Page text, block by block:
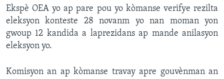
Ekspè OEA yo ap pare pou yo kòmanse verifye rezilta
eleksyon konteste 28 novanm yo nan moman yon
gwoup 12 kandida a laprezidans ap mande anilasyon
eleksyon yo.
Komisyon an ap kòmanse travay apre gouvènman an